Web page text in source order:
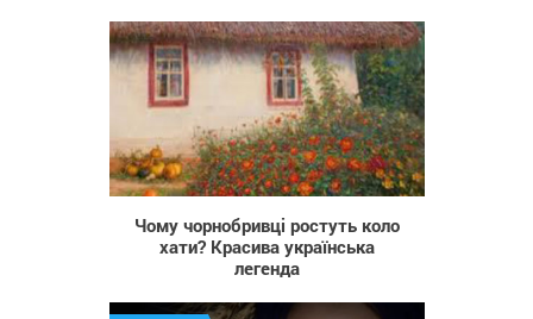
4 637
Чому чорнобривці ростуть коло
хати? Красива українська
легенда